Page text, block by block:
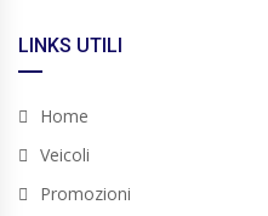
LINKS UTILI
Home
Veicoli
Promozioni